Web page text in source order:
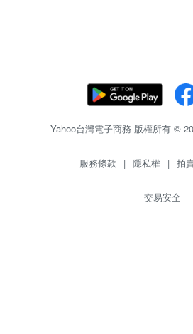
Yahoo台灣電子商務 版權所有 ©
服務條款 | 隱私權 | 拍
交易安全